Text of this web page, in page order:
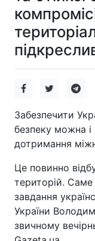
Забезпечити
безпеку можна
дотримання
Це повинно
територій.
завдання
України
звичному